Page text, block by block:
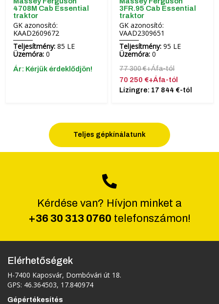
4708M Cab Essential
traktor
GK azonosító:
KAAD2609672
Teljesítmény: 85 LE
Üzemóra: 0
Ár: Kérjük érdeklődjön!
3FR.95 Cab Essential
traktor
GK azonosító:
VAAD2309651
Teljesítmény: 95 LE
Üzemóra: 0
77 300 €+Áfa-tól
70 250 €+Áfa-tól
Lízingre: 17 844 €-tól
Teljes gépkínálatunk
Kérdése van? Hívjon minket a
+36 30 313 0760 telefonszámon!
Elérhetőségek
H-7400 Kaposvár, Dombóvári út 18.
GPS: 46.364503, 17.840974
Gépértékesítés